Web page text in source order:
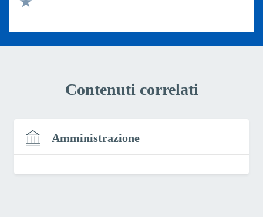
Contenuti correlati
Amministrazione